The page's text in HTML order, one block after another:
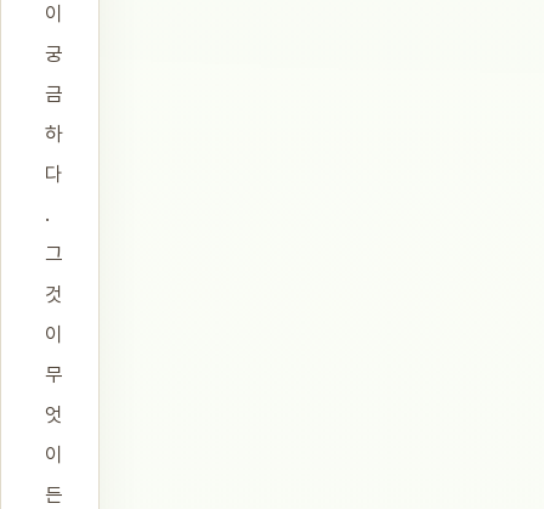
이
궁
금
하
다
.
그
것
이
무
엇
이
든